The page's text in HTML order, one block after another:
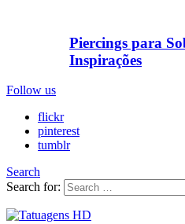
Piercings para
Inspirações
Follow us
flickr
pinterest
tumblr
Search
Search for: